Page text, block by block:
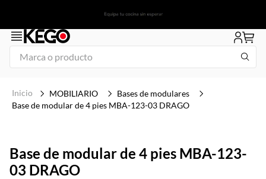
Marca o producto
MOBILIARIO
Bases de modulares
Base de modular de 4 pies MBA-123-03 DRAGO
Base de modular de 4 pies MBA-123-
03 DRAGO
2.
plancha
4
mesa refrigerada
5.
1